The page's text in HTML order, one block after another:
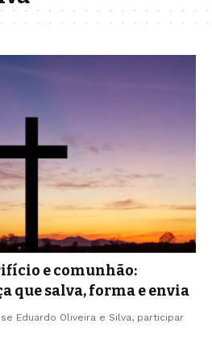
e comunhão:
que salva, forma e envia
Eduardo Oliveira e Silva, participar